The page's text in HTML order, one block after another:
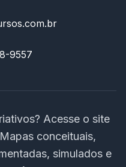
9557
Acesse o site
conceituais,
simulados e